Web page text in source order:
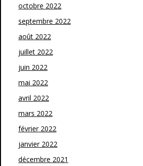
octobre 2022
septembre 2022
août 2022
juillet 2022
juin 2022
mai 2022
avril 2022
mars 2022
février 2022
janvier 2022
décembre 2021